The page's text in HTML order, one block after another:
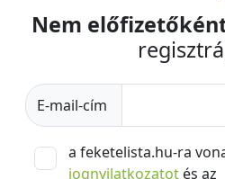
Nem
E-mail-cím
a feketelista.hu-ra
jognyilatkozatot és az